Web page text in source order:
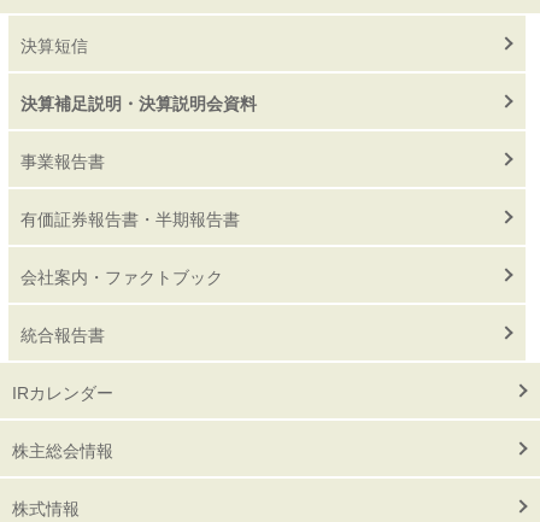
決算短信
決算補足説明・決算説明会資料
事業報告書
有価証券報告書・半期報告書
会社案内・ファクトブック
統合報告書
IRカレンダー
株主総会情報
株式情報